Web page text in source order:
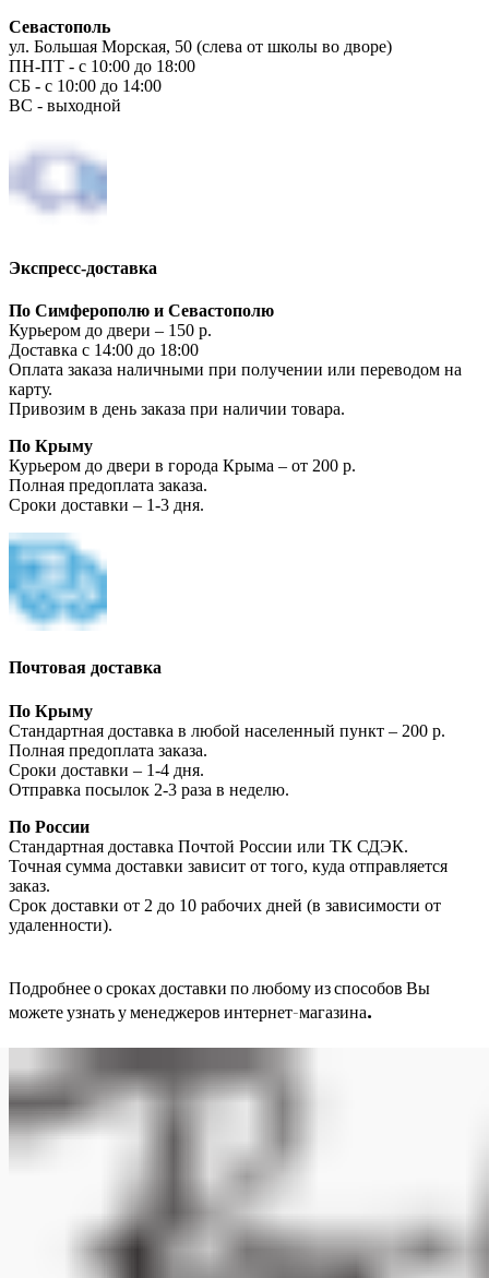
Севастополь
ул. Большая Морская, 50 (слева от школы во дворе)
ПН-ПТ - с 10:00 до 18:00
СБ - с 10:00 до 14:00
ВС - выходной
Экспресс-доставка
По Симферополю и Севастополю
Курьером до двери – 150 р.
Доставка с 14:00 до 18:00
Оплата заказа наличными при получении или переводом на
карту.
Привозим в день заказа при наличии товара.
По Крыму
Курьером до двери в города Крыма – от 200 р.
Полная предоплата заказа.
Сроки доставки – 1-3 дня.
Почтовая доставка
По Крыму
Стандартная доставка в любой населенный пункт – 200 р.
Полная предоплата заказа.
Сроки доставки – 1-4 дня.
Отправка посылок 2-3 раза в неделю.
По России
Стандартная доставка Почтой России или ТК СДЭК.
Точная сумма доставки зависит от того, куда отправляется
заказ.
Срок доставки от 2 до 10 рабочих дней (в зависимости от
удаленности).
Подробнее о сроках доставки по любому из способов Вы
можете узнать у менеджеров интернет-магазина.